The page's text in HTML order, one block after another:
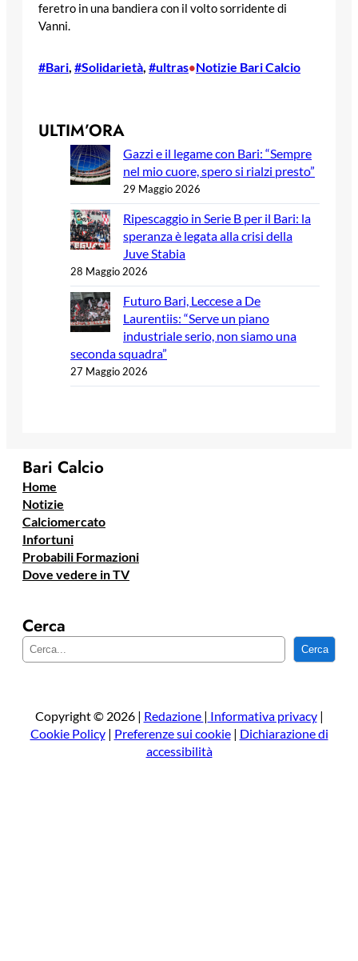
feretro in una bandiera con il volto sorridente di
Vanni.
#Bari, #Solidarietà, #ultras•Notizie Bari Calcio
ULTIM’ORA
Gazzi e il legame con Bari: “Sempre
nel mio cuore, spero si rialzi presto”
29 Maggio 2026
Ripescaggio in Serie B per il Bari: la
speranza è legata alla crisi della
Juve Stabia
28 Maggio 2026
Futuro Bari, Leccese a De
Laurentiis: “Serve un piano
industriale serio, non siamo una
seconda squadra”
27 Maggio 2026
Bari Calcio
Home
Notizie
Calciomercato
Infortuni
Probabili Formazioni
Dove vedere in TV
Cerca
e
a
Cerca
Copyright © 2026 | Redazione | Informativa privacy|
Cookie Policy| Preferenze sui cookie| Dichiarazione di
accessibilità